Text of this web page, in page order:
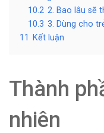
10.2 2. Bao lâu sẽ
10.3 3. Dùng cho
11
Kết luận
Thành
nhiên